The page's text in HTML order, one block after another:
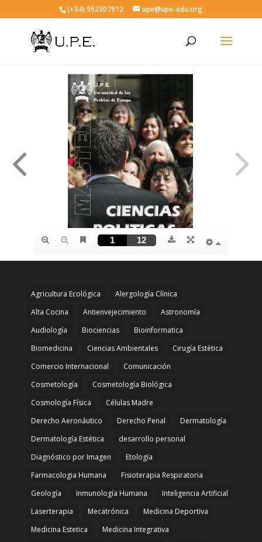
(+34) 952307912 upe@upe-edu.org
Agricultura Ecológica
Alergología Clínica
Alta Cocina
Antienvejecimiento
Astronomía
Audiología
Biociencias
Bioinformatica
Biomedicina
Ciencias Ambientales
Cirugía Estética
Comercio Internacional
Comunicación
Cosmetología
Cosmetología Biológica
Cosmología Física
Células Madre
Derecho Aeronáutico
Derecho Penal
Dermatología
Dermatología Estética
desarrollo personal
Diagnóstico por Imagen
Etología
Farmacologia Humana
Fisioterapia Respiratoria
Geología
Inmunología Humana
Inteligencia Artificial
Laserterapia
Mecatrónica
Medicina Deportiva
Medicina Estetica
Medicina Integrativa